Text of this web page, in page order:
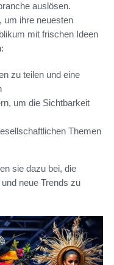
auslösen.
um ihre neuesten
mit frischen Ideen
zu teilen und eine
um die Sichtbarkeit
Themen
sie dazu bei, die
neue Trends zu